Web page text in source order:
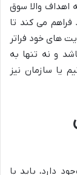
اهداف والا سوق
می کند تا
های خود فراتر
و نه تنها به
یا سازمان نیز
دارد، باید با